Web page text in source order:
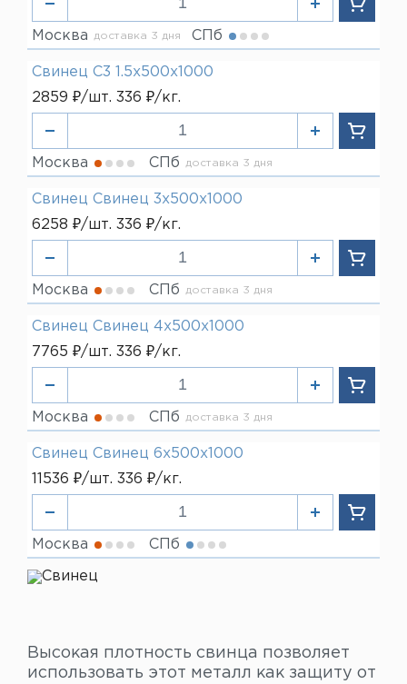
Москва доставка 3 дня СПб
Свинец С3 1.5х500х1000
2859 ₽/шт. 336 ₽/кг.
Москва СПб доставка 3 дня
Свинец Свинец 3х500х1000
6258 ₽/шт. 336 ₽/кг.
Москва СПб доставка 3 дня
Свинец Свинец 4х500х1000
7765 ₽/шт. 336 ₽/кг.
Москва СПб доставка 3 дня
Свинец Свинец 6х500х1000
11536 ₽/шт. 336 ₽/кг.
Москва СПб
Высокая плотность свинца позволяет
использовать этот металл как защиту от